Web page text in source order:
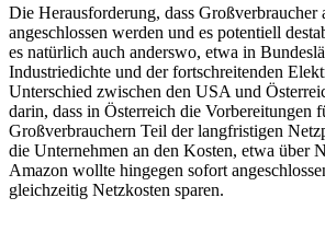
Die Herausforderung, dass Großverbraucher
angeschlossen werden und es potentiell
es natürlich auch anderswo, etwa in
Industriedichte und der fortschreitenden
Unterschied zwischen den USA und
darin, dass in Österreich die Vorbereitungen
Großverbrauchern Teil der langfristigen
die Unternehmen an den Kosten, etwa über
Amazon wollte hingegen sofort
gleichzeitig Netzkosten sparen.